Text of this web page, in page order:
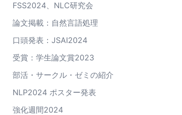
FSS2024、NLC研究会
論文掲載：自然言語処理
口頭発表：JSAI2024
受賞：学生論文賞2023
部活・サークル・ゼミの紹介
NLP2024 ポスター発表
強化週間2024